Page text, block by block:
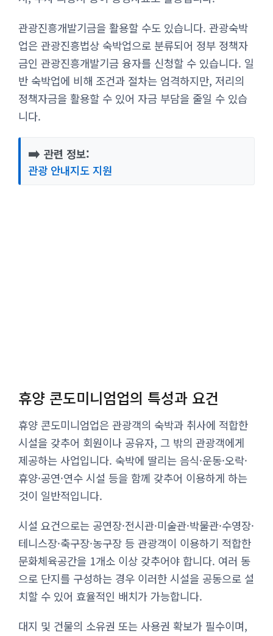
관광진흥개발기금을 활용할 수도 있습니다. 관광숙박
업은 관광진흥법상 숙박업으로 분류되어 정부 정책자
금인 관광진흥개발기금 융자를 신청할 수 있습니다. 일
반 숙박업에 비해 조건과 절차는 엄격하지만, 저리의
정책자금을 활용할 수 있어 자금 부담을 줄일 수 있습
니다.
➡️ 관련 정보:
관광 안내지도 지원
휴양 콘도미니엄업의 특성과 요건
휴양 콘도미니엄업은 관광객의 숙박과 취사에 적합한
시설을 갖추어 회원이나 공유자, 그 밖의 관광객에게
제공하는 사업입니다. 숙박에 딸리는 음식·운동·오락·
휴양·공연·연수 시설 등을 함께 갖추어 이용하게 하는
것이 일반적입니다.
시설 요건으로는 공연장·전시관·미술관·박물관·수영장·
테니스장·축구장·농구장 등 관광객이 이용하기 적합한
문화체육공간을 1개소 이상 갖추어야 합니다. 여러 동
으로 단지를 구성하는 경우 이러한 시설을 공동으로 설
치할 수 있어 효율적인 배치가 가능합니다.
대지 및 건물의 소유권 또는 사용권 확보가 필수이며,